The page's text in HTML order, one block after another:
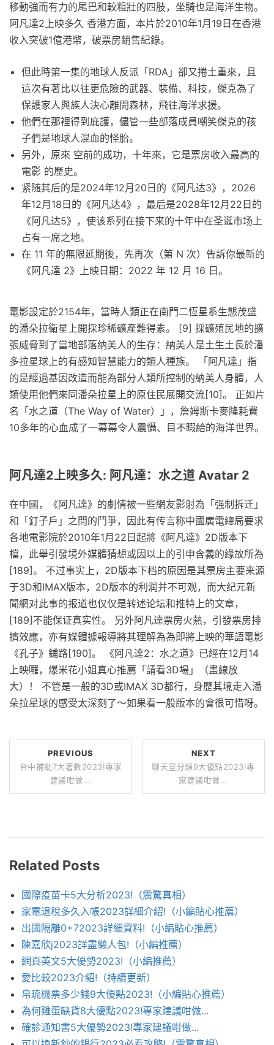
移動強而有力的尾巴和較粗壯的四肢，坐騎也是海洋生物。
阿凡達2上映多久 香港方面，本片於2010年1月19日在香港
收入突破1億港幣，破票房銷售紀錄。
但此時第一集的地球人反派「RDA」卻又捲土重來，且
這次有著比以往更危險的武器、裝備、科技，傑克為了
保護家人與族人決心離開森林，飛往海洋求援。
他們在那裡得到庇護，儘管一些部落成員嘲笑傑克的孩
子們是地球人混血的怪胎。
另外，原來 空前的成功，十年來，它是票房收入最高的
電影 的歷史。
紧随其后的是2024年12月20日的《阿凡达3》，2026
年12月18日的《阿凡达4》，最后是2028年12月22日的
《阿凡达5》，使该系列在接下来的十年中在圣诞市场上
占有一席之地。
在 11 年的無限延期後，先再次（第 N 次）告訴你最新的
《阿凡達 2》上映日期：2022 年 12 月 16 日。
電影設定於2154年，當時人類正在南門二恆星系生態茂盛
的潘朵拉衛星上開採珍稀礦產難得素。 [9] 採礦殖民地的擴
張威脅到了當地部落纳美人的生存：納美人是土生土長於潘
多拉星球上的有感知智慧能力的類人種族。 「阿凡達」指
的是經過基因改造而能為部分人類所控制的納美人身體，人
類使用他們來同潘朵拉星上的原住民展開交流[10]。 正如片
名「水之道（The Way of Water）」，詹姆斯卡麥隆耗費
10多年的心血成了一幕幕令人震懾、目不暇給的海洋世界。
阿凡達2上映多久: 阿凡達：水之道 Avatar 2
在中國，《阿凡達》的劇情被一些網友影射為「强制拆迁」
和「釘子戶」之間的鬥爭，因此有传言称中國廣電總局要求
各地電影院於2010年1月22日起將《阿凡達》2D版本下
檔，此舉引發境外媒體猜想或因以上的引申含義的緣故所為
[189]。 不过事实上，2D版本下档的原因是其票房主要来源
于3D和IMAX版本，2D版本的利润并不可观，而大纪元新
聞網对此事的报道也仅仅是转述论坛和推特上的文章，
[189]不能保证真实性。 另外阿凡達票房火熱，引發票房排
擠效應，亦有媒體據報導將其理解為為即將上映的華語電影
《孔子》鋪路[190]。 《阿凡達2：水之道》已經在12月14
上映囉，爆米花小姐真心推薦「請看3D場」（畫線放
大）！ 不管是一般的3D或IMAX 3D都行，身歷其境走入潘
朵拉星球的感受太深刻了～如果看一般版本的會很可惜呀。
PREVIOUS
台中補助7大著數2023!專家
建議咁做...
NEXT
聊天室分類9大優點2023!專
家建議咁做...
Related Posts
國際疫苗卡5大分析2023!（震驚真相）
家電退稅多久入帳2023詳細介紹!（小編貼心推薦）
出國隔離0+72023詳細資料!（小編貼心推薦）
陳嘉欣j2023詳盡懶人包!（小編推薦）
網頁英文5大優勢2023!（小編推薦）
愛比較2023介紹!（持續更新）
帛琉機票多少錢9大優點2023!（小編貼心推薦）
為何雞蛋缺貨8大優點2023!專家建議咁做...
確診通知書5大優勢2023!專家建議咁做...